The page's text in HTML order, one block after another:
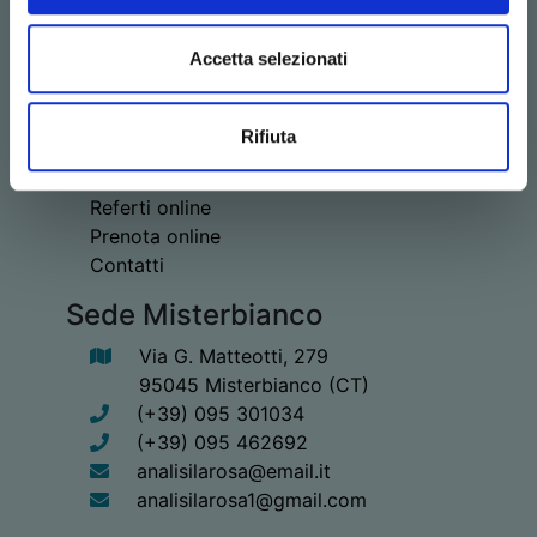
Accetta selezionati
Rifiuta
Collegamenti
Il Laboratorio
Servizi e Accessori
Medicina del Lavoro
Referti online
Prenota online
Contatti
Sede Misterbianco
Via G. Matteotti, 279
95045 Misterbianco (CT)
(+39) 095 301034
(+39) 095 462692
analisilarosa@email.it
analisilarosa1@gmail.com